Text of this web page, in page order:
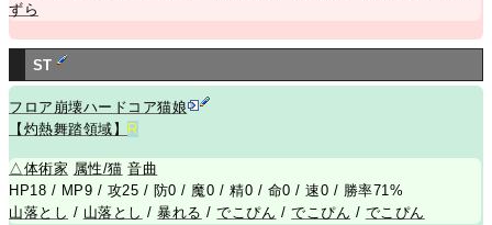
ずら
ST
フロア崩壊ハードコア猫娘
【灼熱舞踏領域】
R
△体術家 属性/猫 音曲
HP18 / MP9 / 攻25 / 防0 / 魔0 / 精0 / 命0 / 速0 / 勝率71%
山落とし / 山落とし /暴れる /でこぴん /でこぴん / でこぴん